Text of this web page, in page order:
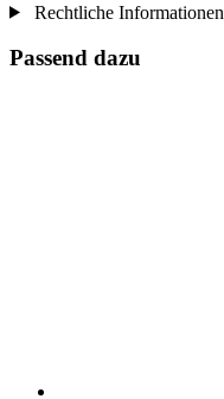
Rechtliche Informationen
Passend dazu